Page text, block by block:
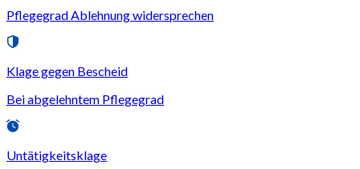
Pflegegrad Ablehnung widersprechen
Klage gegen Bescheid
Bei abgelehntem Pflegegrad
Untätigkeitsklage